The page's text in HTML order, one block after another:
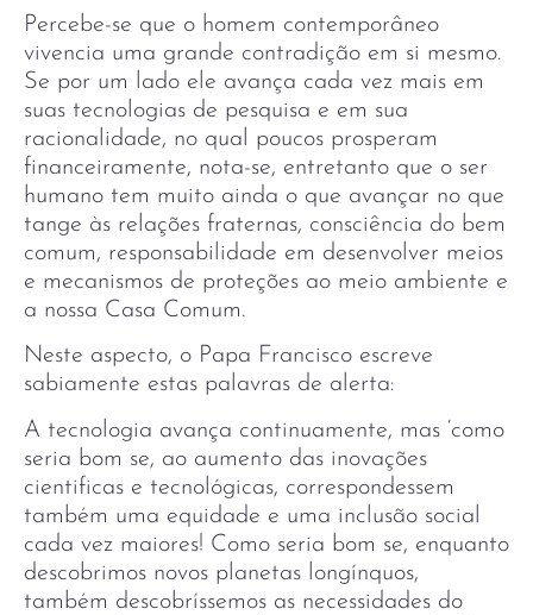
Percebe-se que o homem contemporâneo
vivencia uma grande contradição em si mesmo.
Se por um lado ele avança cada vez mais em
suas tecnologias de pesquisa e em sua
racionalidade, no qual poucos prosperam
financeiramente, nota-se, entretanto que o ser
humano tem muito ainda o que avançar no que
tange às relações fraternas, consciência do bem
comum, responsabilidade em desenvolver meios
e mecanismos de proteções ao meio ambiente e
a nossa Casa Comum.
Neste aspecto, o Papa Francisco escreve
sabiamente estas palavras de alerta:
A tecnologia avança continuamente, mas ‘como
seria bom se, ao aumento das inovações
cientificas e tecnológicas, correspondessem
também uma equidade e uma inclusão social
cada vez maiores! Como seria bom se, enquanto
descobrimos novos planetas longínquos,
também descobríssemos as necessidades do